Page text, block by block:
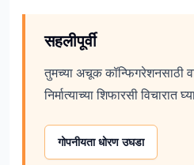
सहलीपूर्वी
तुमच्या अचूक कॉन्फिगरेशनसाठी
निर्मात्याच्या शिफारसी विचारात
गोपनीयता धोरण उघडा